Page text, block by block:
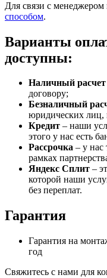
Для связи с менеджером
способом.
Варианты
доступны:
Наличный расчет
договору;
Безналичный
юридических лиц,
Кредит – наши
этого у нас есть
Рассрочка – у нас
рамках
Яндекс Сплит –
которой наши
без переплат.
Гарантия
Гарантия на
год
Свяжитесь с нами для